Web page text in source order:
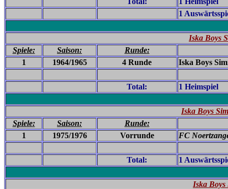
1
Iska Boys
Spiele:
Saison:
Runde:
1
1964/1965 4 Runde Iska Boys
Total: 1 Heimspiel
Iska Boys
Spiele:
Saison:
Runde:
1
1975/1976 Vorrunde FC
Total: 1
Iska Boys